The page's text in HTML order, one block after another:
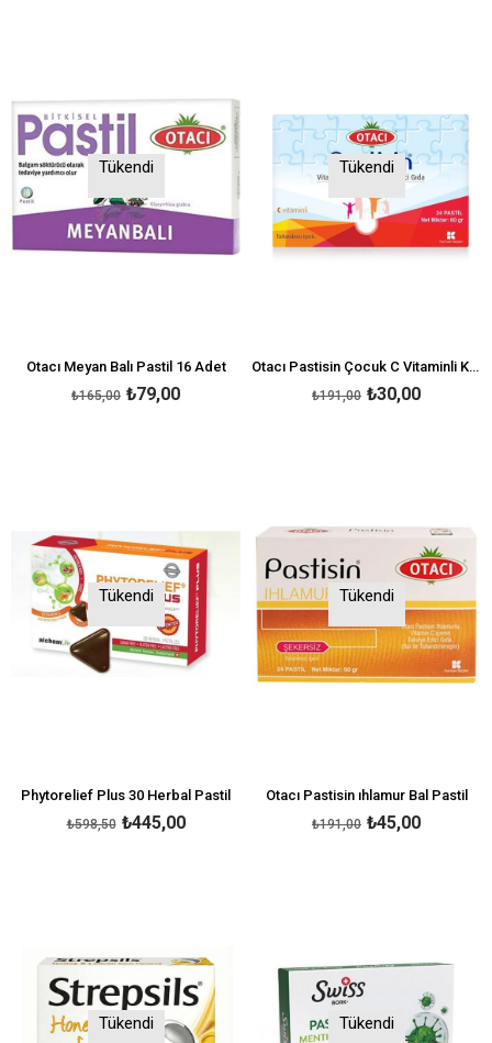
Tükendi
Otacı Meyan Balı Pastil 16 Adet
₺79,00
₺165,00
Tükendi
Otacı Pastisin Çocuk C Vitaminli Karışık Meyveli 24 Adet
₺30,00
₺191,00
Tükendi
Phytorelief Plus 30 Herbal Pastil
₺445,00
₺598,50
Tükendi
Otacı Pastisin ıhlamur Bal Pastil
₺45,00
₺191,00
Tükendi Tükendi